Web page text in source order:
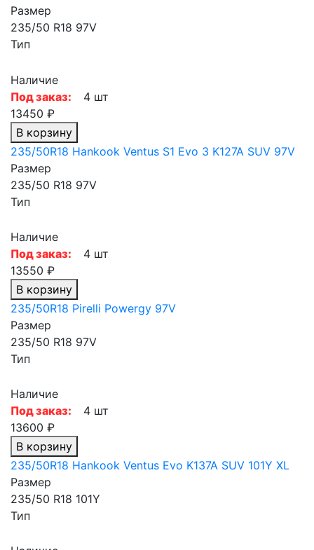
Размер
235/50 R18 97V
Тип
Наличие
Под заказ:
4 шт
13450 ₽
В корзину
235/50R18 Hankook Ventus S1 Evo 3 K127A SUV 97V
Размер
235/50 R18 97V
Тип
Наличие
Под заказ:
4 шт
13550 ₽
В корзину
235/50R18 Pirelli Powergy 97V
Размер
235/50 R18 97V
Тип
Наличие
Под заказ:
4 шт
13600 ₽
В корзину
235/50R18 Hankook Ventus Evo K137A SUV 101Y XL
Размер
235/50 R18 101Y
Тип